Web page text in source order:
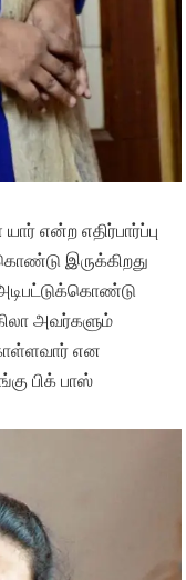
என்ற எதிர்பார்ப்பு
இருக்கிறது
அவர்களும்
என
பிக் பாஸ்